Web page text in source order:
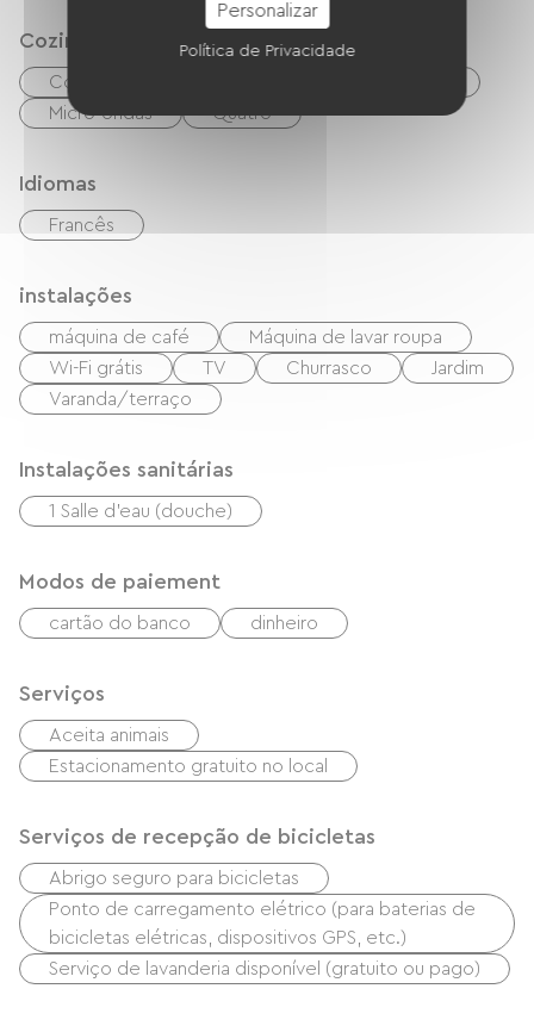
Cozinha
Cozinha
Micro-ondas
Quatro
Idiomas
Francês
instalações
máquina de café
Máquina de lavar roupa
Wi-Fi grátis
TV Churrasco
Jardim
Varanda/terraço
Instalações sanitárias
1 Salle d'eau (douche)
Modos de paiement
cartão do banco dinheiro
Serviços
Aceita animais
Estacionamento gratuito no local
Serviços de recepção de bicicletas
Abrigo seguro para bicicletas
Ponto de carregamento elétrico (para baterias de
bicicletas elétricas, dispositivos GPS, etc.)
Serviço de lavanderia disponível (gratuito ou pago)
Personalizar
Política de Privacidade